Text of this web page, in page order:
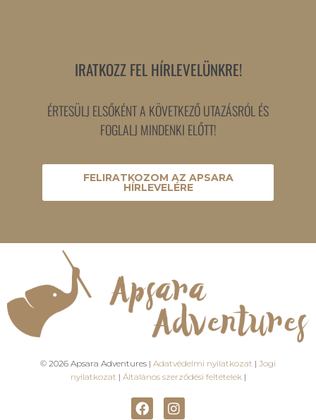
IRATKOZZ FEL HÍRLEVELÜNKRE!
ÉRTESÜLJ ELSŐKÉNT A KÖVETKEZŐ UTAZÁSRÓL ÉS
FOGLALJ MINDENKI ELŐTT!
FELIRATKOZOM AZ APSARA
HÍRLEVELÉRE
© 2026 Apsara Adventures | Adatvédelmi nyilatkozat | Jogi
nyilatkozat | Általános szerződési feltételek|